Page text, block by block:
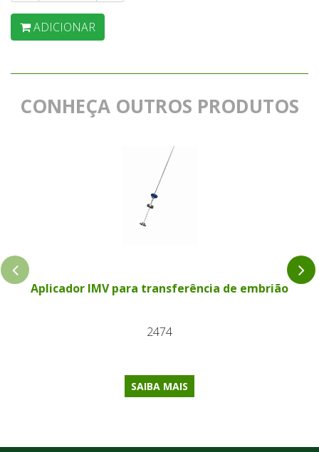
ADICIONAR
CONHEÇA OUTROS PRODUTOS
Aplicador IMV para transferência de embrião
2474
SAIBA MAIS